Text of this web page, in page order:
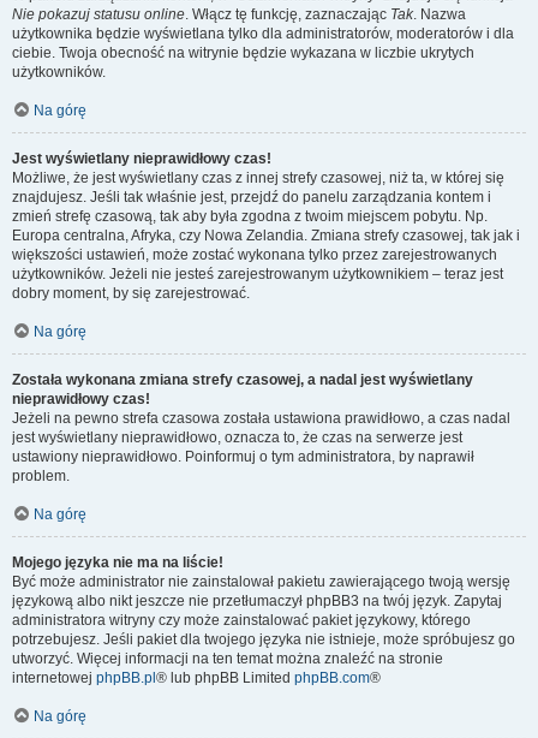
Nie pokazuj statusu online. Włącz tę funkcję, zaznaczając Tak. Nazwa
użytkownika będzie wyświetlana tylko dla administratorów, moderatorów i dla
ciebie. Twoja obecność na witrynie będzie wykazana w liczbie ukrytych
użytkowników.
Na górę
Jest wyświetlany nieprawidłowy czas!
Możliwe, że jest wyświetlany czas z innej strefy czasowej, niż ta, w której się
znajdujesz. Jeśli tak właśnie jest, przejdź do panelu zarządzania kontem i
zmień strefę czasową, tak aby była zgodna z twoim miejscem pobytu. Np.
Europa centralna, Afryka, czy Nowa Zelandia. Zmiana strefy czasowej, tak jak i
większości ustawień, może zostać wykonana tylko przez zarejestrowanych
użytkowników. Jeżeli nie jesteś zarejestrowanym użytkownikiem – teraz jest
dobry moment, by się zarejestrować.
Na górę
Została wykonana zmiana strefy czasowej, a nadal jest wyświetlany
nieprawidłowy czas!
Jeżeli na pewno strefa czasowa została ustawiona prawidłowo, a czas nadal
jest wyświetlany nieprawidłowo, oznacza to, że czas na serwerze jest
ustawiony nieprawidłowo. Poinformuj o tym administratora, by naprawił
problem.
Na górę
Mojego języka nie ma na liście!
Być może administrator nie zainstalował pakietu zawierającego twoją wersję
językową albo nikt jeszcze nie przetłumaczył phpBB3 na twój język. Zapytaj
administratora witryny czy może zainstalować pakiet językowy, którego
potrzebujesz. Jeśli pakiet dla twojego języka nie istnieje, może spróbujesz go
utworzyć. Więcej informacji na ten temat można znaleźć na stronie
internetowej phpBB.pl ® lub phpBB Limited phpBB.com®
Na górę